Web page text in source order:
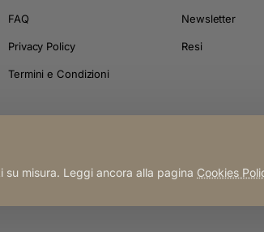
misura. Leggi ancora alla pagina Cookies
FAQ
Privacy Policy
Termini e Condizioni
Newsletter
Resi